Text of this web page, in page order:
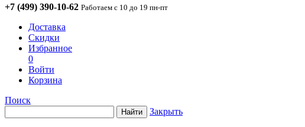
+7 (499) 390-10-62 Работаем с 10 до 19 пн-пт
Доставка
Скидки
Избранное
0
Войти
Корзина
Поиск
Закрыть